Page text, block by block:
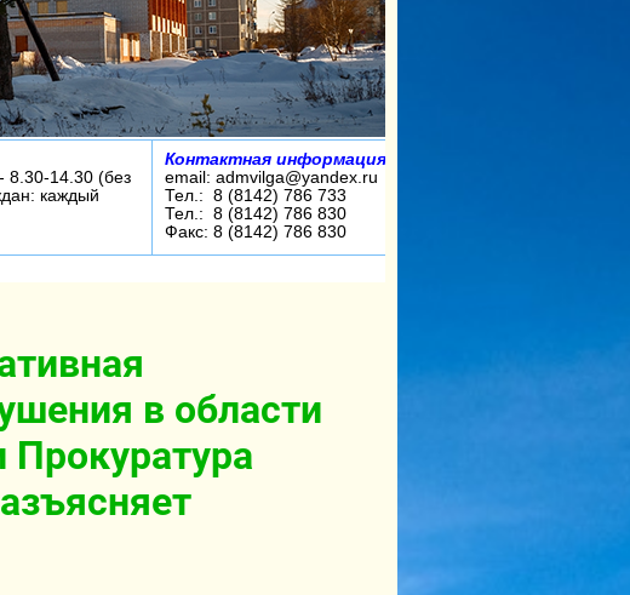
8.30-14.30 (без
каждый
Контактная информация:
email: admvilga@yandex.ru
Тел.: 8 (8142) 786 733
Тел.: 8 (8142) 786 830
Факс: 8 (8142) 786 830
в области
Прокуратура